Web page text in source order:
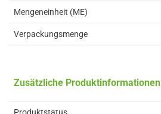
Mengeneinheit (ME)
Verpackungsmenge
Zusätzliche Produktinformationen